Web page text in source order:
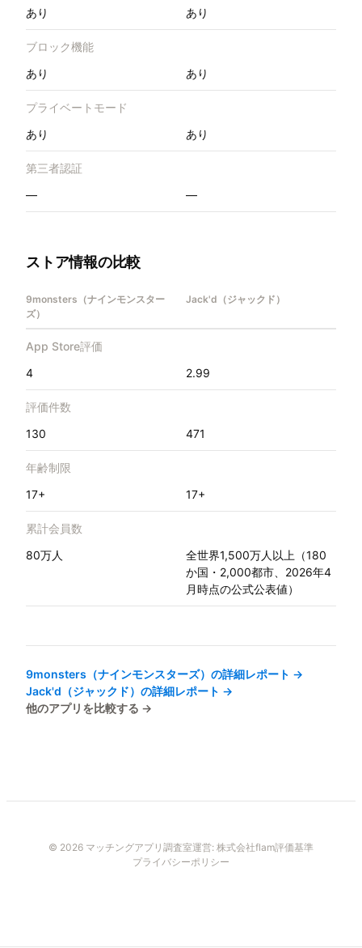
あり
あり
ブロック機能
あり
あり
プライベートモード
あり
あり
第三者認証
—
—
ストア情報の比較
9monsters（ナインモンスター
ズ）
Jack'd（ジャックド）
App Store評価
4
2.99
評価件数
130
471
年齢制限
17+
17+
累計会員数
80万人
全世界1,500万人以上（180
か国・2,000都市、2026年4
月時点の公式公表値）
9monsters（ナインモンスターズ） の詳細レポート →
Jack'd（ジャックド） の詳細レポート →
他のアプリを比較する →
© 2026 マッチングアプリ調査室運営: 株式会社flam評価基準
プライバシーポリシー